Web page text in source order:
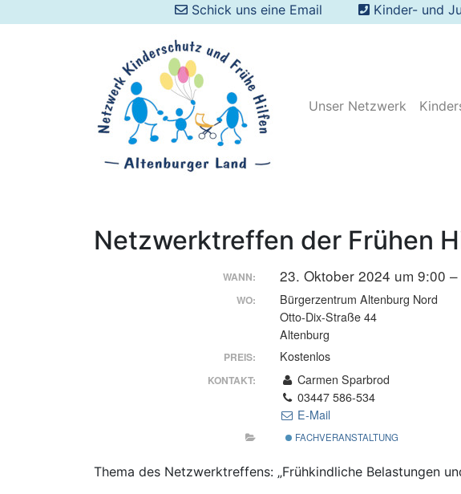
Schick uns eine Email Kinder- und
Unser Netzwerk
Netzwerktreffen der Frühen
WANN: 23. Oktober 2024 um 9:00
WO:
Bürgerzentrum Altenburg Nord
Otto-Dix-Straße 44
Altenburg
PREIS: Kostenlos
KONTAKT:
Carmen Sparbrod
03447 586-534
E-Mail
FACHVERANSTALTUNG
Thema des Netzwerktreffens: „Frühkindliche Belastungen